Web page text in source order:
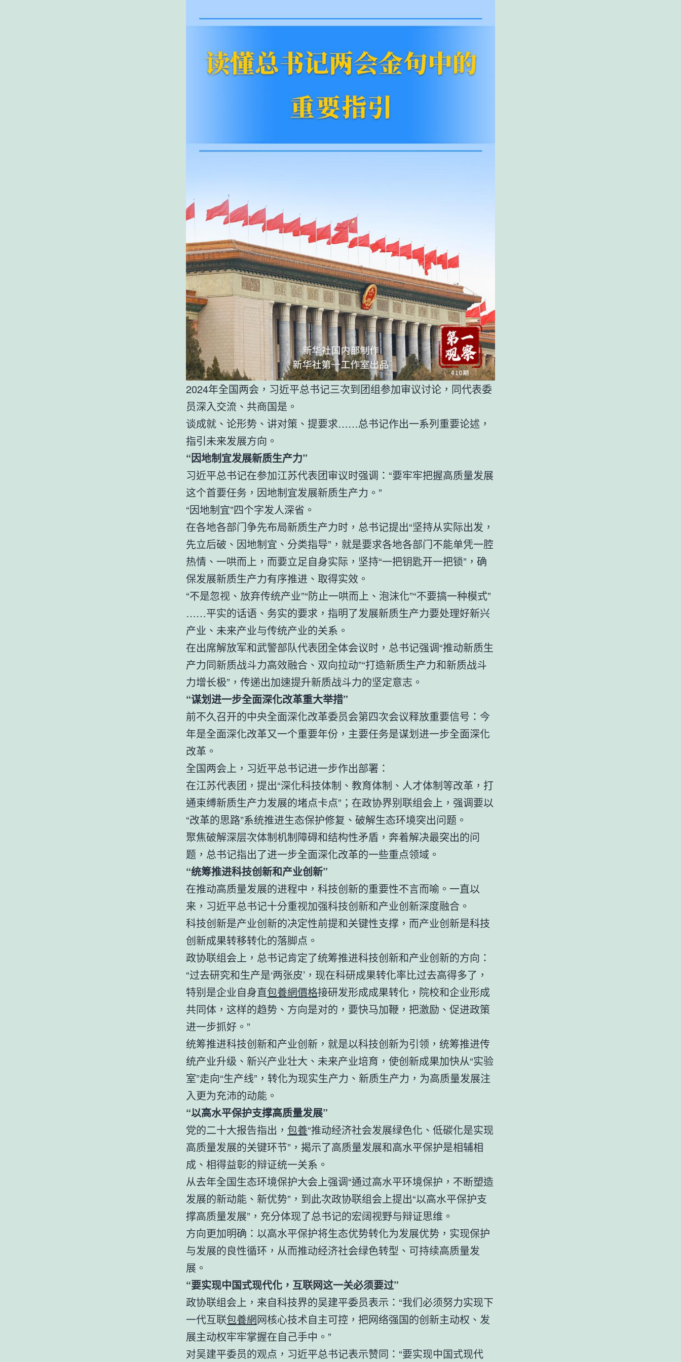
2024年全国两会，习近平总书记三次到团组参加审议讨论，同代表委
员深入交流、共商国是。
谈成就、论形势、讲对策、提要求……总书记作出一系列重要论述，
指引未来发展方向。
“因地制宜发展新质生产力”
习近平总书记在参加江苏代表团审议时强调：“要牢牢把握高质量发展
这个首要任务，因地制宜发展新质生产力。”
“因地制宜”四个字发人深省。
在各地各部门争先布局新质生产力时，总书记提出“坚持从实际出发，
先立后破、因地制宜、分类指导”，就是要求各地各部门不能单凭一腔
热情、一哄而上，而要立足自身实际，坚持“一把钥匙开一把锁”，确
保发展新质生产力有序推进、取得实效。
“不是忽视、放弃传统产业”“防止一哄而上、泡沫化”“不要搞一种模式”
……平实的话语、务实的要求，指明了发展新质生产力要处理好新兴
产业、未来产业与传统产业的关系。
在出席解放军和武警部队代表团全体会议时，总书记强调“推动新质生
产力同新质战斗力高效融合、双向拉动”“打造新质生产力和新质战斗
力增长极”，传递出加速提升新质战斗力的坚定意志。
“谋划进一步全面深化改革重大举措”
前不久召开的中央全面深化改革委员会第四次会议释放重要信号：今
年是全面深化改革又一个重要年份，主要任务是谋划进一步全面深化
改革。
全国两会上，习近平总书记进一步作出部署：
在江苏代表团，提出“深化科技体制、教育体制、人才体制等改革，打
通束缚新质生产力发展的堵点卡点”；在政协界别联组会上，强调要以
“改革的思路”系统推进生态保护修复、破解生态环境突出问题。
聚焦破解深层次体制机制障碍和结构性矛盾，奔着解决最突出的问
题，总书记指出了进一步全面深化改革的一些重点领域。
“统筹推进科技创新和产业创新”
在推动高质量发展的进程中，科技创新的重要性不言而喻。一直以
来，习近平总书记十分重视加强科技创新和产业创新深度融合。
科技创新是产业创新的决定性前提和关键性支撑，而产业创新是科技
创新成果转移转化的落脚点。
政协联组会上，总书记肯定了统筹推进科技创新和产业创新的方向：
“过去研究和生产是‘两张皮’，现在科研成果转化率比过去高得多了，
特别是企业自身直包養網價格接研发形成成果转化，院校和企业形成
共同体，这样的趋势、方向是对的，要快马加鞭，把激励、促进政策
进一步抓好。”
统筹推进科技创新和产业创新，就是以科技创新为引领，统筹推进传
统产业升级、新兴产业壮大、未来产业培育，使创新成果加快从“实验
室”走向“生产线”，转化为现实生产力、新质生产力，为高质量发展注
入更为充沛的动能。
“以高水平保护支撑高质量发展”
党的二十大报告指出， 包養“推动经济社会发展绿色化、低碳化是实现
高质量发展的关键环节”，揭示了高质量发展和高水平保护是相辅相
成、相得益彰的辩证统一关系。
从去年全国生态环境保护大会上强调“通过高水平环境保护，不断塑造
发展的新动能、新优势”，到此次政协联组会上提出“以高水平保护支
撑高质量发展”，充分体现了总书记的宏阔视野与辩证思维。
方向更加明确：以高水平保护将生态优势转化为发展优势，实现保护
与发展的良性循环，从而推动经济社会绿色转型、可持续高质量发
展。
“要实现中国式现代化，互联网这一关必须要过”
政协联组会上，来自科技界的吴建平委员表示：“我们必须努力实现下
一代互联包養網网核心技术自主可控，把网络强国的创新主动权、发
展主动权牢牢掌握在自己手中。”
对吴建平委员的观点，习近平总书记表示赞同：“要实现中国式现代